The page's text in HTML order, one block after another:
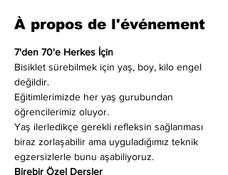
À propos de l'événement
7'den 70'e Herkes İçin
Bisiklet sürebilmek için yaş, boy, kilo engel
değildir.
Eğitimlerimizde her yaş gurubundan
öğrencilerimiz oluyor.
Yaş ilerledikçe gerekli refleksin sağlanması
biraz zorlaşabilir ama uyguladığımız teknik
egzersizlerle bunu aşabiliyoruz.
Birebir Özel Dersler